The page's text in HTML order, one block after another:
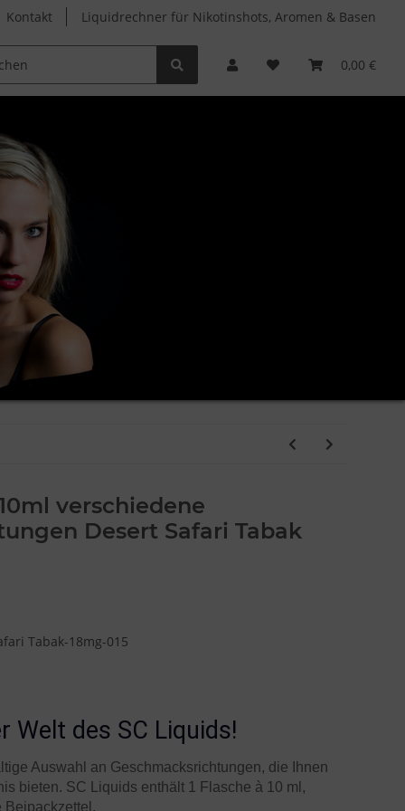
Kontakt Liquidrechner für Nikotinshots, Aromen & Basen
0,00 €
Clearomizer Verdampferköpfe Zubehör
verschiedene
Desert Safari Tabak
Tabak-18mg-015
Welt des SC Liquids!
Auswahl an Geschmacksrichtungen, die Ihnen
bieten. SC Liquids enthält 1 Flasche à 10 ml,
Beipackzettel.